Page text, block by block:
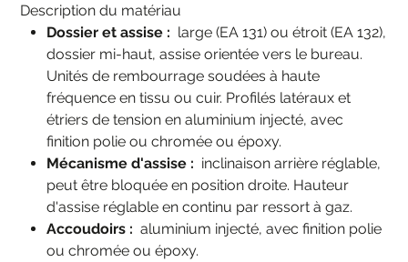
Description du matériau
Dossier et assise : large (EA 131) ou étroit (EA 132),
dossier mi-haut, assise orientée vers le bureau.
Unités de rembourrage soudées à haute
fréquence en tissu ou cuir. Profilés latéraux et
étriers de tension en aluminium injecté, avec
finition polie ou chromée ou époxy.
Mécanisme d'assise : inclinaison arrière réglable,
peut être bloquée en position droite. Hauteur
d'assise réglable en continu par ressort à gaz.
Accoudoirs : aluminium injecté, avec finition polie
ou chromée ou époxy.